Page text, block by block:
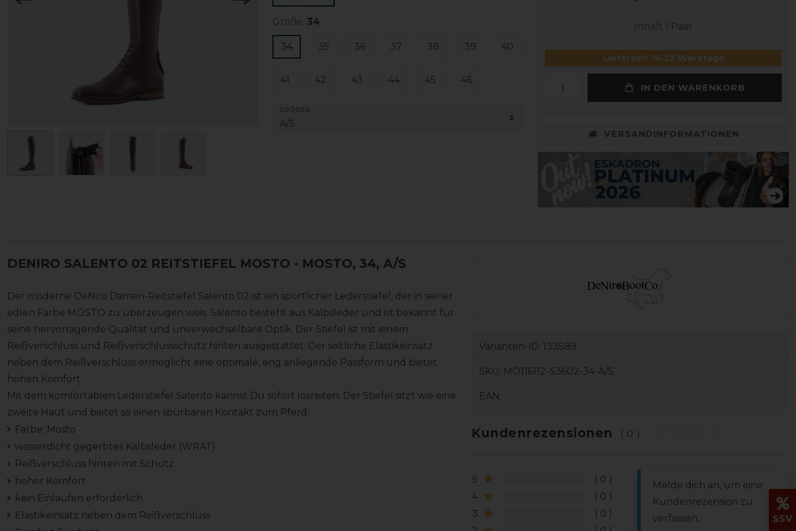
Größe: 34
34 35 36 37 38 39 40
41 42 43 44 45 46
Inhalt 1 Paar
Lieferzeit 16-25 Werktage
IN DEN WARENKORB
VERSANDINFORMATIONEN
DENIRO SALENTO 02 REITSTIEFEL MOSTO - MOSTO, 34, A/S
Der moderne DeNiro Damen-Reitstiefel Salento 02 ist ein sportlicher Lederstiefel, der in seiner
edlen Farbe MOSTO zu überzeugen weis. Salento besteht aus Kalbsleder und ist bekannt für
seine hervorragende Qualität und unverwechselbare Optik. Der Stiefel ist mit einem
Reißverschluss und Reißverschlussschutz hinten ausgestattet. Der seitliche Elastikeinsatz
neben dem Reißverschluss ermöglicht eine optimale, eng anliegende Passform und bietet
hohen Komfort.
Mit dem komfortablen Lederstiefel Salento kannst Du sofort losreiten. Der Stiefel sitzt wie eine
zweite Haut und bietet so einen spürbaren Kontakt zum Pferd.
Farbe: Mosto
wasserdicht gegerbtes Kalbsleder (WRAT)
Reißverschluss hinten mit Schutz
hoher Komfort
kein Einlaufen erforderlich
Elastikeinsatz neben dem Reißverschluss
Varianten-ID: 133589
SKU: MO116112-S3602-34-A/S
EAN:
Kundenrezensionen (0)
5
0
4
0
3
0
Melde dich an, um eine
Kundenrezension zu
verfassen.
SSV